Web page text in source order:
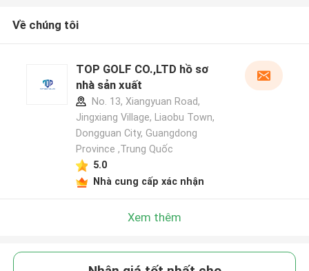
Về chúng tôi
TOP GOLF CO.,LTD hồ sơ
nhà sản xuất
No. 13, Xiangyuan Road,
Jingxiang Village, Liaobu Town,
Dongguan City, Guangdong
Province ,Trung Quốc
5.0
Nhà cung cấp xác nhận
Xem thêm